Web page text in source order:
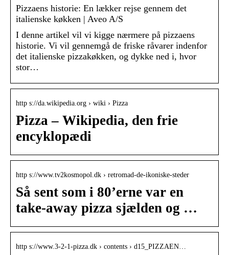
Pizzaens historie: En lækker rejse gennem det
italienske køkken | Aveo A/S
I denne artikel vil vi kigge nærmere på pizzaens
historie. Vi vil gennemgå de friske råvarer indenfor
det italienske pizzakøkken, og dykke ned i, hvor
stor…
http s://da.wikipedia.org › wiki › Pizza
Pizza – Wikipedia, den frie
encyklopædi
http s://www.tv2kosmopol.dk › retromad-de-ikoniske-steder
Så sent som i 80’erne var en
take-away pizza sjælden og …
http s://www.3-2-1-pizza.dk › contents › d15_PIZZAEN…